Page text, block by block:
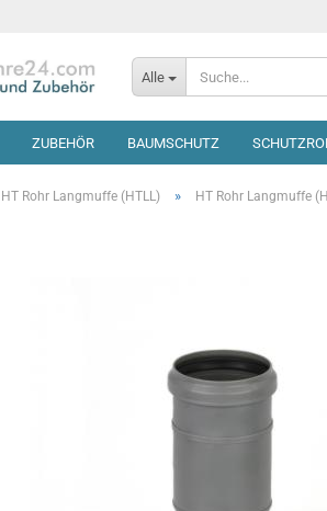
Alle
ZUBEHÖR BAUMSCHUTZ
HT Rohr Langmuffe (HTLL) » HT Rohr Langmuffe